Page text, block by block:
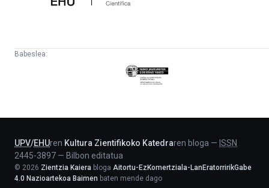
Babeslea:
Eusko
Jaurlaritza
UPV/EHUren Kultura Zientifikoko Katedraren bloga — ISSN
2445-3897 — Bilbon editatua
© 2026 Zientzia Kaiera bloga Aitortu-EzKomertziala-LanEratorririkGabe
4.0 Nazioartekoa Baimen baten mende dago